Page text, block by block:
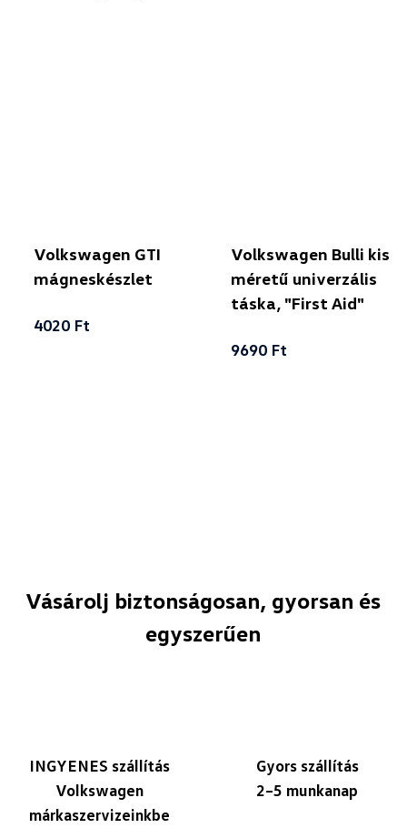
Volkswagen GTI
mágneskészlet
4020 Ft
Volkswagen Bulli kis
méretű univerzális
táska, "First Aid"
9690 Ft
Vásárolj biztonságosan, gyorsan és
egyszerűen
INGYENES szállítás
Volkswagen
márkaszervizeinkbe
Gyors szállítás
2–5 munkanap